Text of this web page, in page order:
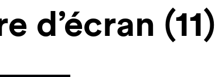
d’écran (11)